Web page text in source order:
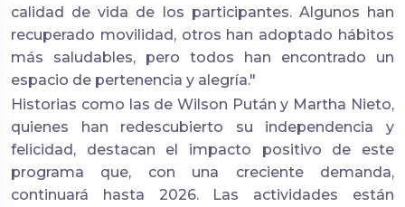
calidad de vida de los participantes. Algunos han
recuperado movilidad, otros han adoptado hábitos
más saludables, pero todos han encontrado un
espacio de pertenencia y alegría."
Historias como las de Wilson Pután y Martha Nieto,
quienes han redescubierto su independencia y
felicidad, destacan el impacto positivo de este
programa que, con una creciente demanda,
continuará hasta 2026. Las actividades están